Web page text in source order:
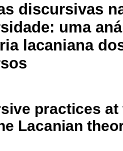
discursivas
uma
lacaniana
practices
Lacanian